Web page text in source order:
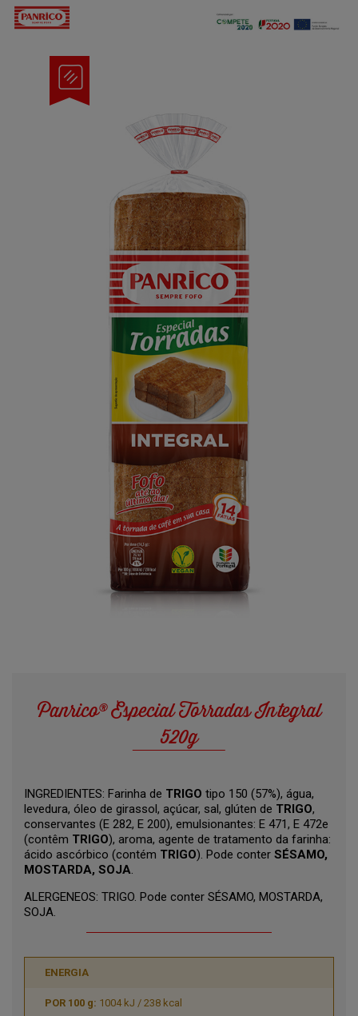
Panrico® Especial Torradas Integral
520g
INGREDIENTES: Farinha de TRIGO tipo 150 (57%), água,
levedura, óleo de girassol, açúcar, sal, glúten de TRIGO,
conservantes (E 282, E 200), emulsionantes: E 471, E 472e
(contêm TRIGO), aroma, agente de tratamento da farinha:
ácido ascórbico (contém TRIGO). Pode conter SÉSAMO,
MOSTARDA, SOJA.
ALERGENEOS: TRIGO. Pode conter SÉSAMO, MOSTARDA,
SOJA.
ENERGIA
1004 kJ / 238 kcal